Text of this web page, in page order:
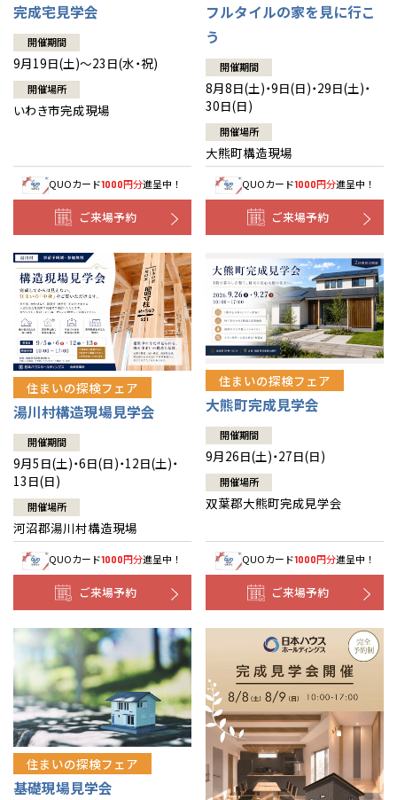
完成宅見学会
開催期間
9月19日(土)～23日(水・祝)
開催場所
いわき市完成現場
QUOカード1000円分進呈中！
ご来場予約
フルタイルの家を見に行こ
う
開催期間
8月8日(土)・9日(日)・29日(土)・
30日(日)
開催場所
大熊町構造現場
QUOカード1000円分進呈中！
ご来場予約
住まいの探検フェア
湯川村構造現場見学会
開催期間
9月5日(土)・6日(日)・12日(土)・
13日(日)
開催場所
河沼郡湯川村構造現場
QUOカード1000円分進呈中！
ご来場予約
住まいの探検フェア
大熊町完成見学会
開催期間
9月26日(土)・27日(日)
開催場所
双葉郡大熊町完成見学会
QUOカード1000円分進呈中！
ご来場予約
住まいの探検フェア
基礎現場見学会